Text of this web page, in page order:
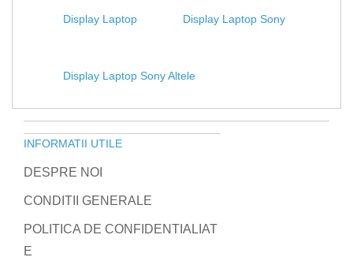
Display Laptop Display Laptop Sony
Display Laptop Sony Altele
INFORMATII UTILE
DESPRE NOI
CONDITII GENERALE
POLITICA DE CONFIDENTIALIAT
E